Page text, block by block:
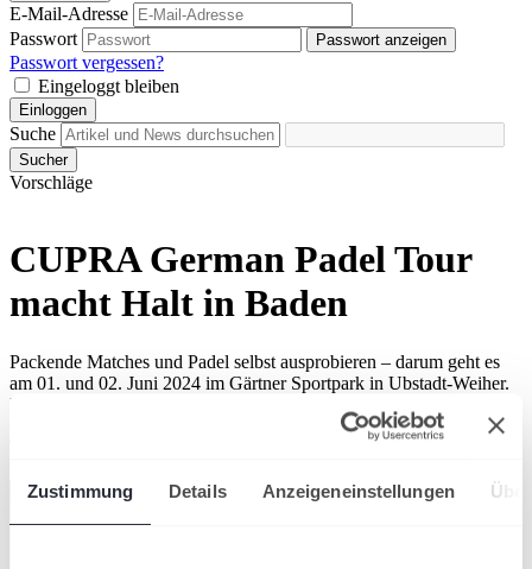
Zustimmung Details Anzeigeneinstellungen
E-Mail-Adresse
Passwort
Passwort anzeigen
Passwort vergessen?
Eingeloggt bleiben
Einloggen
Suche
Sucher
Vorschläge
CUPRA German Padel Tour
macht Halt in Baden
Packende Matches und Padel selbst ausprobieren – darum geht es
am 01. und 02. Juni 2024 im Gärtner Sportpark in Ubstadt-Weiher.
Erlebe spannende Ballwechsel und schwinge selbst den Padel-